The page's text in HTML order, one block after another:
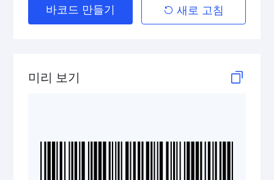
Telepen
LOGMARS
바코드 만들기 새로 고침
미리 보기